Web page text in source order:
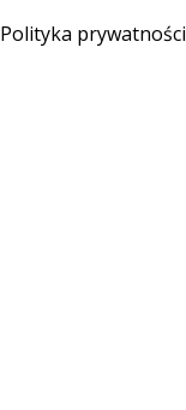
Polityka prywatności